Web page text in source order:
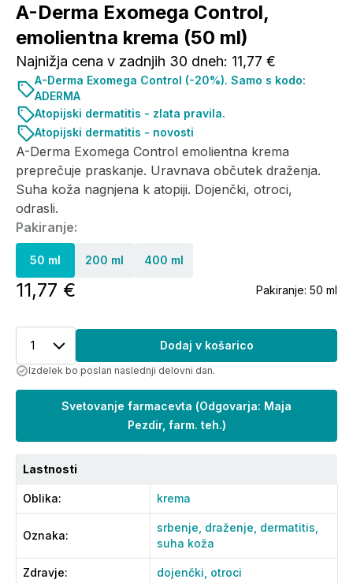
A-Derma Exomega Control,
emolientna krema (50 ml)
Najnižja cena v zadnjih 30 dneh: 11,77 €
A-Derma Exomega Control emolientna krema
preprečuje praskanje. Uravnava občutek draženja.
Suha koža nagnjena k atopiji. Dojenčki, otroci,
odrasli.
Pakiranje:
50 ml 200 ml 400 ml
11,77 € Pakiranje: 50 ml
A-Derma Exomega Control (-20%). Samo s kodo:
ADERMA
Atopijski dermatitis - zlata pravila.
Atopijski dermatitis - novosti
1 Dodaj v košarico
Izdelek bo poslan naslednji delovni dan.
Svetovanje farmacevta (Odgovarja: Maja
Pezdir, farm. teh.)
Lastnosti
Oblika: krema
Oznaka:
srbenje, draženje, dermatitis,
suha koža
Zdravje: dojenčki, otroci